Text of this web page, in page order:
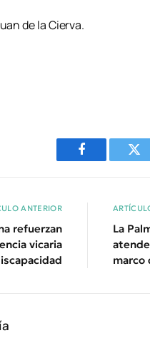
de la Cierva.
Facebook
ANTERIOR
refuerzan
vicaria
La
marco